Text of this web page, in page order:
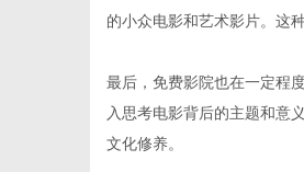
的小众电影和艺术影片。这
最后，免费影院也在一定程
入思考电影背后的主题和意
文化修养。